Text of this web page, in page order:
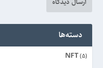
دسته‌ها
NFT(5)